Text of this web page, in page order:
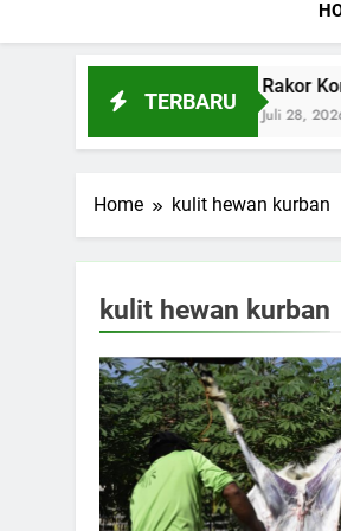
TERBARU
Rakor
Juli 28, 2026
Home kulit hewan kurban
kulit hewan kurban